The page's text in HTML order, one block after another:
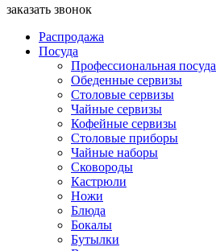
заказать звонок
Распродажа
Посуда
Профессиональная посуда
Обеденные сервизы
Столовые сервизы
Чайные сервизы
Кофейные сервизы
Столовые приборы
Чайные наборы
Сковороды
Кастрюли
Ножи
Блюда
Бокалы
Бутылки